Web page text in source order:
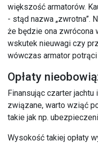
większość armatorów.
- stąd nazwa „zwrotna”.
że będzie ona zwrócona
wskutek nieuwagi czy
wówczas armator potrąci
Opłaty
Finansując czarter
związane, warto wziąć
takie jak np.
Wysokość takiej opłaty